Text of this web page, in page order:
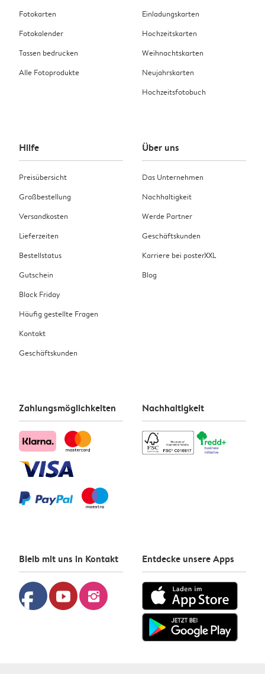
Fotokarten
Fotokalender
Tassen bedrucken
Alle Fotoprodukte
Einladungskarten
Hochzeitskarten
Weihnachtskarten
Neujahrskarten
Hochzeitsfotobuch
Hilfe
Preisübersicht
Großbestellung
Versandkosten
Lieferzeiten
Bestellstatus
Gutschein
Black Friday
Häufig gestellte Fragen
Kontakt
Geschäftskunden
Über uns
Das Unternehmen
Nachhaltigkeit
Werde Partner
Geschäftskunden
Karriere bei posterXXL
Blog
Zahlungsmöglichkeiten Nachhaltigkeit
Bleib mit uns in Kontakt
facebook youtube instagram
Entdecke unsere Apps